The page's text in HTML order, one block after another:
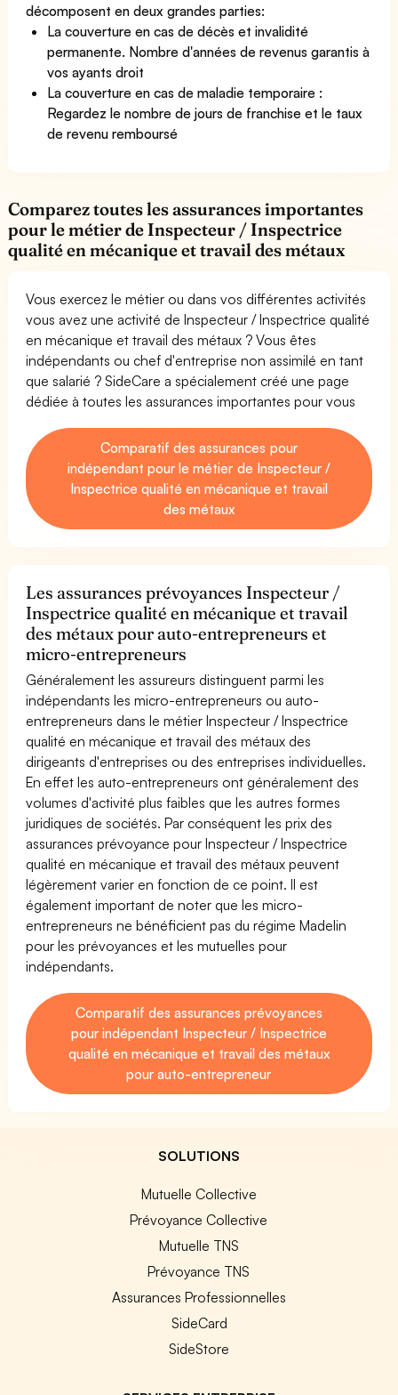
décomposent en deux grandes parties:
La couverture en cas de décès et invalidité
permanente. Nombre d'années de revenus garantis à
vos ayants droit
La couverture en cas de maladie temporaire :
Regardez le nombre de jours de franchise et le taux
de revenu remboursé
Comparez toutes les assurances importantes
pour le métier de Inspecteur / Inspectrice
qualité en mécanique et travail des métaux
Vous exercez le métier ou dans vos différentes activités
vous avez une activité de Inspecteur / Inspectrice qualité
en mécanique et travail des métaux ? Vous êtes
indépendants ou chef d'entreprise non assimilé en tant
que salarié ? SideCare a spécialement créé une page
dédiée à toutes les assurances importantes pour vous
Comparatif des assurances pour
indépendant pour le métier de Inspecteur /
Inspectrice qualité en mécanique et travail
des métaux
Les assurances prévoyances Inspecteur /
Inspectrice qualité en mécanique et travail
des métaux pour auto-entrepreneurs et
micro-entrepreneurs
Généralement les assureurs distinguent parmi les
indépendants les micro-entrepreneurs ou auto-
entrepreneurs dans le métier Inspecteur / Inspectrice
qualité en mécanique et travail des métaux des
dirigeants d'entreprises ou des entreprises individuelles.
En effet les auto-entrepreneurs ont généralement des
volumes d'activité plus faibles que les autres formes
juridiques de sociétés. Par conséquent les prix des
assurances prévoyance pour Inspecteur / Inspectrice
qualité en mécanique et travail des métaux peuvent
légèrement varier en fonction de ce point. Il est
également important de noter que les micro-
entrepreneurs ne bénéficient pas du régime Madelin
pour les prévoyances et les mutuelles pour
indépendants.
Comparatif des assurances prévoyances
pour indépendant Inspecteur / Inspectrice
qualité en mécanique et travail des métaux
pour auto-entrepreneur
SOLUTIONS
Mutuelle Collective
Prévoyance Collective
Mutuelle TNS
Prévoyance TNS
Assurances Professionnelles
SideCard
SideStore